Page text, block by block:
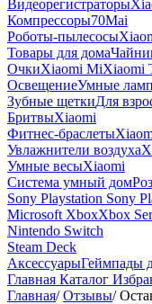
Видеорегистраторы
Компрессоры70Mai
Роботы-пылесосы
Товары для дома
ОчкиXiaomi MiXiaomi
ОсвещениеУмные
Зубные щеткиДля
БритвыXiaomi
Фитнес-браслеты
Увлажнители воздуха
Умные весыXiaomi
Система умный дом
Sony Playstation Sony
Microsoft XboxXbox
Nintendo Switch
Steam Deck
АксессуарыГеймпады
Главная Каталог
Главная/ Отзывы/